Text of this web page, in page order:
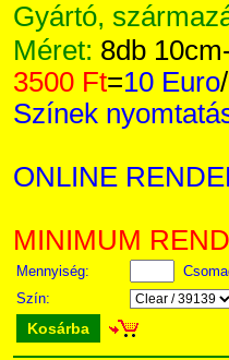
Gyártó,
Méret: 8db
3500 Ft=10 Euro
Színek
ONLINE
MINIMUM
Mennyiség:
Szín:
Kosárba